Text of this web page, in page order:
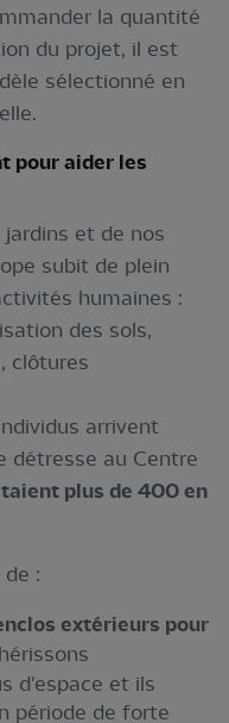
la quantité
du projet, il est
sélectionné en
pour aider les
et de nos
subit de plein
humaines :
des sols,
clôtures
arrivent
détresse au Centre
plus de 400 en
:
extérieurs pour
d'espace et ils
période de forte